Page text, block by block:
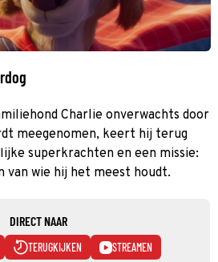
Charlie onverwachts door
meegenomen, keert hij terug
superkrachten en een missie:
van wie hij het meest houdt.
DIRECT NAAR
TERUGKIJKEN STREAMEN